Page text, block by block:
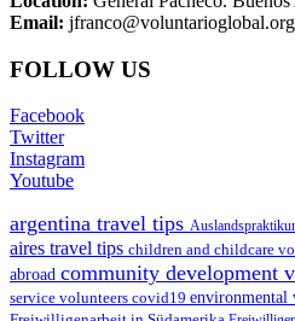
Email: jfranco@voluntarioglobal.org
FOLLOW US
Facebook
Twitter
Instagram
Youtube
argentina travel tips
aires travel tips children and childcare
abroad community development
service volunteers covid19 environmental